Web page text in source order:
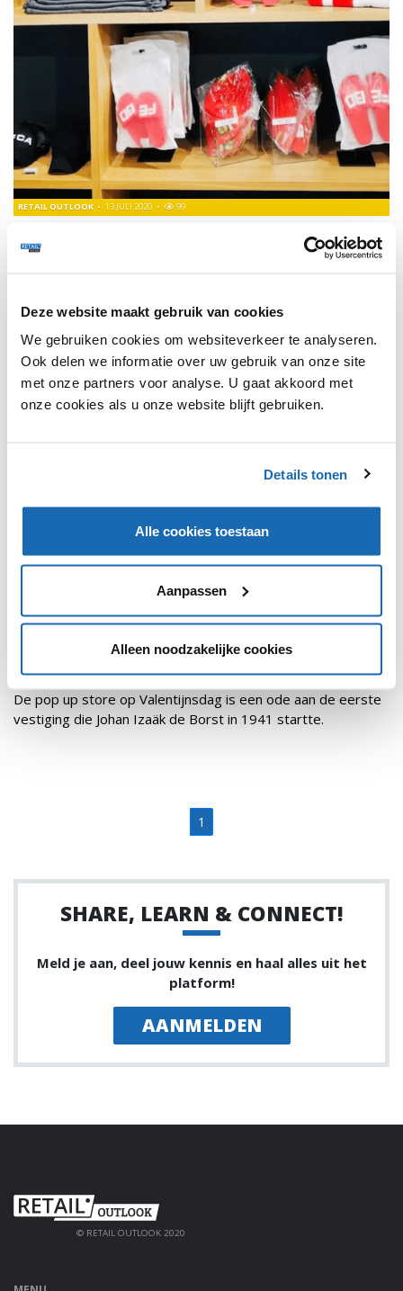
Deze website maakt gebruik van cookies
We gebruiken cookies om websiteverkeer te analyseren.
Ook delen we informatie over uw gebruik van onze site
met onze partners voor analyse. U gaat akkoord met
onze cookies als u onze website blijft gebruiken.
Details tonen
Alle cookies toestaan
Aanpassen
Alleen noodzakelijke cookies
FEBO'S KLEDINGLIJN TE KOOP OP AMSTERDAM
CENTRAAL
RETAIL OUTLOOK 13 JULI 2020 99
ook echte Amsterdamse cadeautjes.
FEBO OPENT ROMANTISCH POP UP RESTAURANT
11 FEBRUARI 2020 96
De pop up store op Valentijnsdag is een ode aan de eerste
vestiging die Johan Izaäk de Borst in 1941 startte.
1
SHARE, LEARN & CONNECT!
Meld je aan, deel jouw kennis en haal alles uit het
platform!
AANMELDEN
© RETAIL OUTLOOK 2020